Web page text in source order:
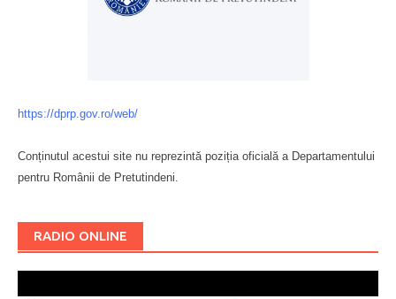
https://dprp.gov.ro/web/
Conținutul acestui site nu reprezintă poziția oficială a Departamentului
pentru Românii de Pretutindeni.
RADIO ONLINE